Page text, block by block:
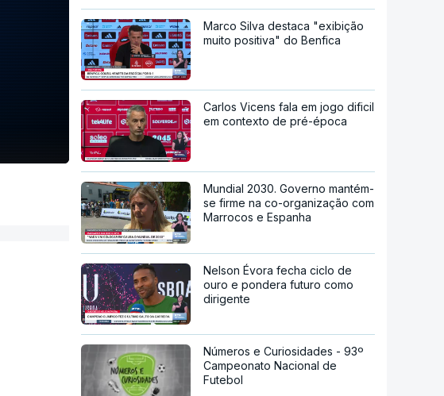
Marco Silva destaca "exibição
muito positiva" do Benfica
Carlos Vicens fala em jogo dificil
em contexto de pré-época
Mundial 2030. Governo mantém-
se firme na co-organização com
Marrocos e Espanha
Nelson Évora fecha ciclo de
ouro e pondera futuro como
dirigente
Números e Curiosidades - 93º
Campeonato Nacional de
Futebol